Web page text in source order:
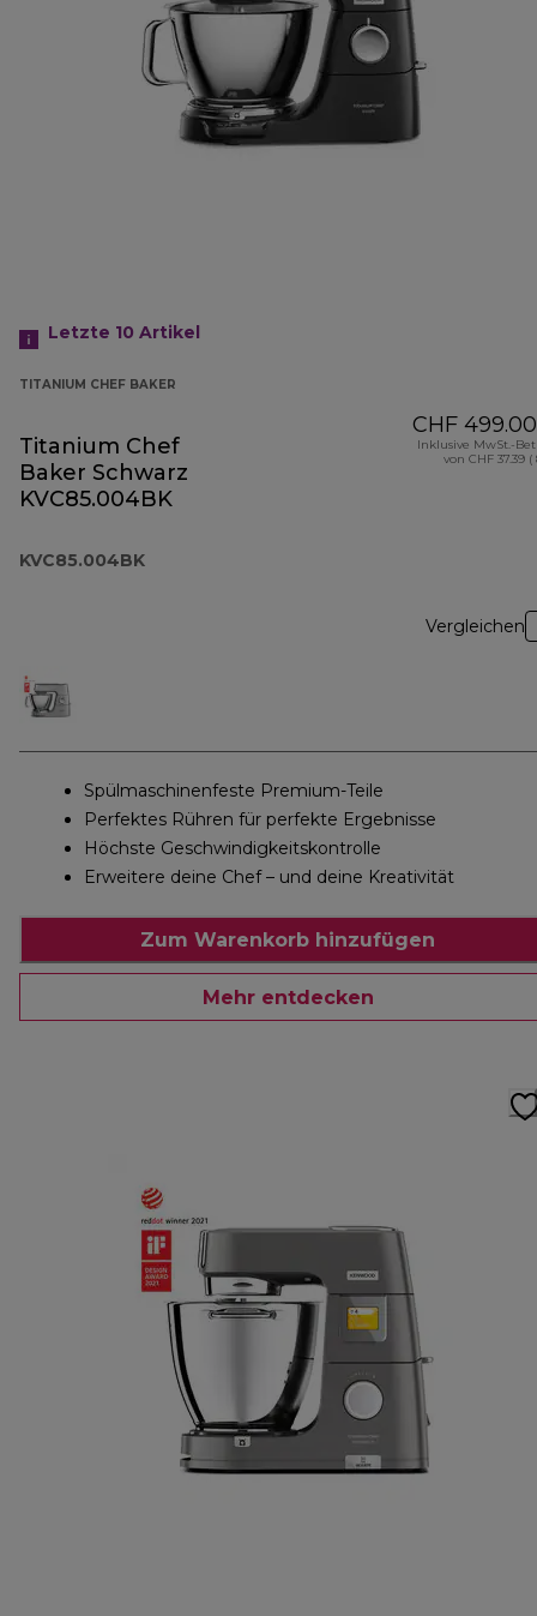
Letzte 10 Artikel
TITANIUM CHEF BAKER
Titanium Chef
Baker Schwarz
KVC85.004BK
KVC85.004BK
CHF 499.00
Inklusive MwSt.-
von CHF 37.39 (
Vergleichen
Spülmaschinenfeste Premium-Teile
Perfektes Rühren für perfekte Ergebnisse
Höchste Geschwindigkeitskontrolle
Erweitere deine Chef – und deine Kreativität
Zum Warenkorb hinzufügen
Mehr entdecken